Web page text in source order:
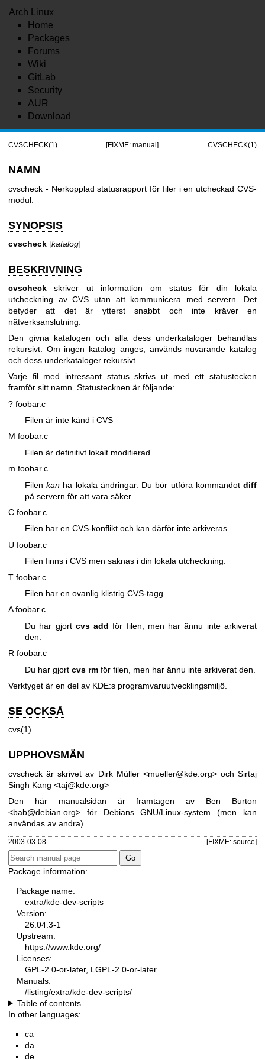
Arch Linux
Home
Packages
Forums
Wiki
GitLab
Security
AUR
Download
CVSCHECK(1) [FIXME: manual] CVSCHECK(1)
NAMN
cvscheck - Nerkopplad statusrapport för filer i en utcheckad CVS-
modul.
SYNOPSIS
cvscheck [katalog]
BESKRIVNING
cvscheck skriver ut information om status för din lokala
utcheckning av CVS utan att kommunicera med servern. Det
betyder att det är ytterst snabbt och inte kräver en
nätverksanslutning.
Den givna katalogen och alla dess underkataloger behandlas
rekursivt. Om ingen katalog anges, används nuvarande katalog
och dess underkataloger rekursivt.
Varje fil med intressant status skrivs ut med ett statustecken
framför sitt namn. Statustecknen är följande:
? foobar.c
Filen är inte känd i CVS
M foobar.c
Filen är definitivt lokalt modifierad
m foobar.c
Filenkan ha lokala ändringar. Du bör utföra kommandotdiff
på servern för att vara säker.
C foobar.c
Filen har en CVS-konflikt och kan därför inte arkiveras.
U foobar.c
Filen finns i CVS men saknas i din lokala utcheckning.
T foobar.c
Filen har en ovanlig klistrig CVS-tagg.
A foobar.c
Du har gjort cvs add för filen, men har ännu inte arkiverat
den.
R foobar.c
Du har gjort cvs rm för filen, men har ännu inte arkiverat den.
Verktyget är en del av KDE:s programvaruutvecklingsmiljö.
SE OCKSÅ
cvs(1)
UPPHOVSMÄN
cvscheck är skrivet av Dirk Müller <mueller@kde.org> och Sirtaj
Singh Kang <taj@kde.org>
Den här manualsidan är framtagen av Ben Burton
<bab@debian.org> för Debians GNU/Linux-system (men kan
användas av andra).
2003-03-08 [FIXME: source]
Package information:
Package name:
extra/kde-dev-scripts
Version:
26.04.3-1
Upstream:
https://www.kde.org/
Licenses:
GPL-2.0-or-later, LGPL-2.0-or-later
Manuals:
/listing/extra/kde-dev-scripts/
Table of contents
In other languages:
ca
da
de